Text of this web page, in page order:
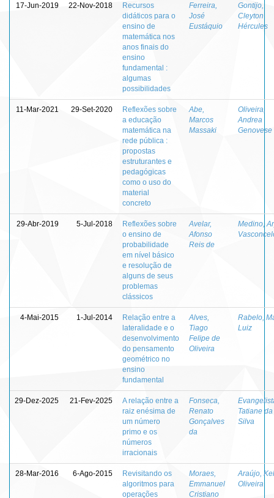
17-Jun-2019 22-Nov-2018
Recursos
didáticos para o
ensino de
matemática nos
anos finais do
ensino
fundamental :
algumas
possibilidades
Ferreira,
José
Eustáquio
Gontijo,
Cleyton
Hércules
11-Mar-2021 29-Set-2020
Reflexões sobre
a educação
matemática na
rede pública :
propostas
estruturantes e
pedagógicas
como o uso do
material
concreto
Abe,
Marcos
Massaki
Oliveira,
Andrea
Genovese
29-Abr-2019 5-Jul-2018
Reflexões sobre
o ensino de
probabilidade
em nível básico
e resolução de
alguns de seus
problemas
clássicos
Avelar,
Afonso
Reis de
Medino,
4-Mai-2015 1-Jul-2014
Relação entre a
lateralidade e o
desenvolvimento
do pensamento
geométrico no
ensino
fundamental
Alves,
Tiago
Felipe de
Oliveira
Rabelo,
Luiz
29-Dez-2025 21-Fev-2025
A relação entre a
raiz enésima de
um número
primo e os
números
irracionais
Fonseca,
Renato
Gonçalves
da
Tatiane da
Silva
28-Mar-2016 6-Ago-2015
Revisitando os
algoritmos para
operações
Moraes,
Emmanuel
Cristiano
Araújo,
Oliveira